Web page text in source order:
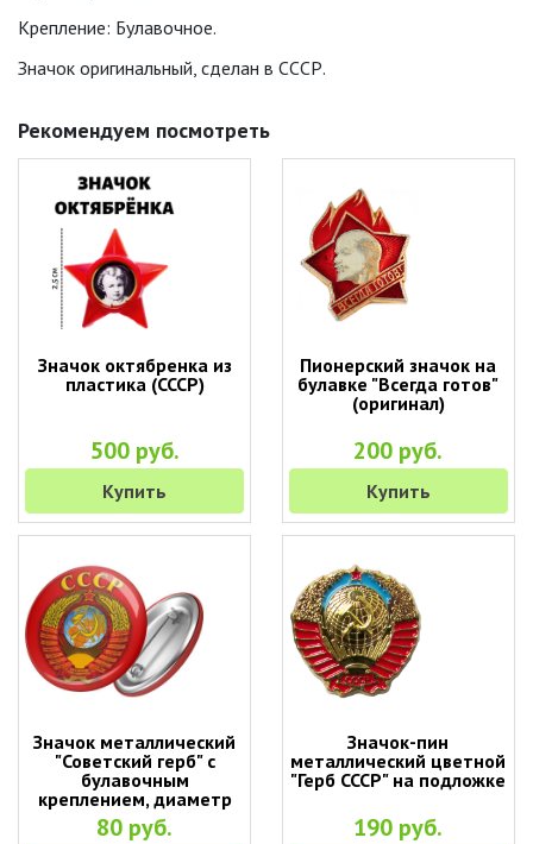
Крепление: Булавочное.
Значок оригинальный, сделан в СССР.
Рекомендуем посмотреть
Значок октябренка из
пластика (СССР)
500 руб.
Купить
Пионерский значок на
булавке "Всегда готов"
(оригинал)
200 руб.
Купить
Значок металлический
"Советский герб" с
булавочным
креплением, диаметр
4,5 см
80 руб.
Значок-пин
металлический цветной
"Герб СССР" на подложке
190 руб.